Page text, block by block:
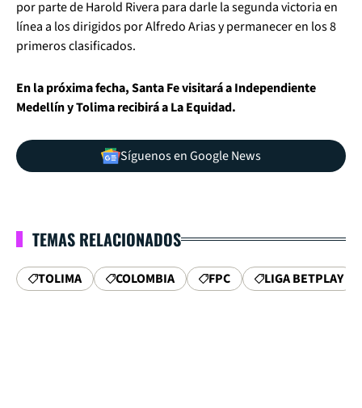
por parte de Harold Rivera para darle la segunda victoria en
línea a los dirigidos por Alfredo Arias y permanecer en los 8
primeros clasificados.
En la próxima fecha, Santa Fe visitará a Independiente
Medellín y Tolima recibirá a La Equidad.
Síguenos en Google News
TEMAS RELACIONADOS
TOLIMA COLOMBIA FPC LIGA BETPLAY